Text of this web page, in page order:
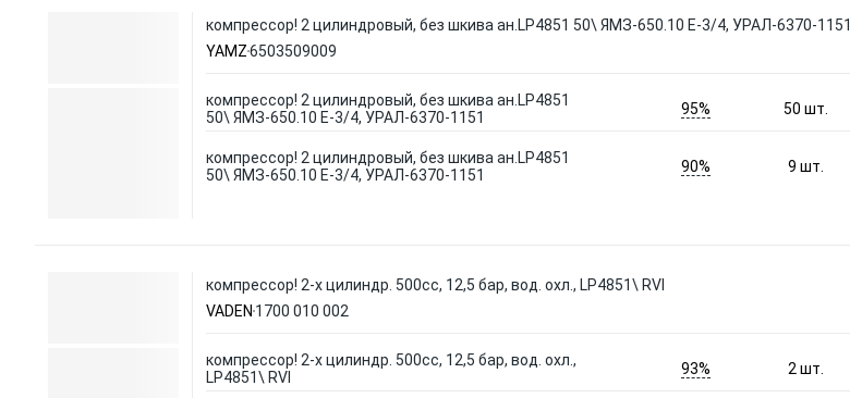
компрессор! 2 цилиндровый, без шкива ан.LР4851 50\ ЯМЗ-650.10 E-3/4, УРАЛ-6370-1151
YAMZ6503509009
компрессор! 2 цилиндровый, без шкива ан.LР4851
50\ ЯМЗ-650.10 E-3/4, УРАЛ-6370-1151
95% 50шт.
компрессор! 2 цилиндровый, без шкива ан.LР4851
50\ ЯМЗ-650.10 E-3/4, УРАЛ-6370-1151
90% 9шт.
компрессор! 2-х цилиндр. 500сс, 12,5 бар, вод. охл., LP4851\ RVI
VADEN 1700 010 002
компрессор! 2-х цилиндр. 500сс, 12,5 бар, вод. охл.,
LP4851\ RVI
93% 2шт.